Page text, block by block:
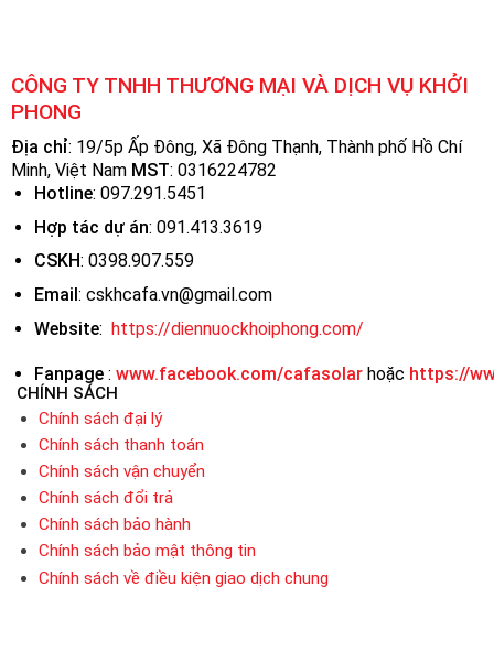
CÔNG TY TNHH THƯƠNG MẠI VÀ DỊCH VỤ KHỞI
PHONG
Địa chỉ: 19/5p Ấp Đông, Xã Đông Thạnh, Thành phố Hồ Chí
Minh, Việt Nam MST: 0316224782
Hotline: 097.291.5451
Hợp tác dự án: 091.413.3619
CSKH: 0398.907.559
Email: cskhcafa.vn@gmail.com
Website: https://diennuockhoiphong.com/
Fanpage : www.facebook.com/cafasolarhoặc https://
CHÍNH SÁCH
Chính sách đại lý
Chính sách thanh toán
Chính sách vận chuyển
Chính sách đổi trả
Chính sách bảo hành
Chính sách bảo mật thông tin
Chính sách về điều kiện giao dịch chung